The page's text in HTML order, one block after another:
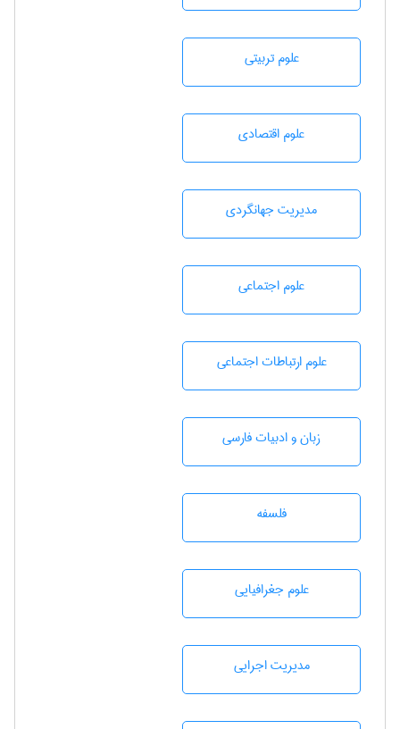
علوم تربيتی
علوم اقتصادی
مديريت جهانگردی
علوم اجتماعی
علوم ارتباطات اجتماعی
زبان و ادبيات فارسی
فلسفه
علوم جغرافيايی
مديريت اجرايی